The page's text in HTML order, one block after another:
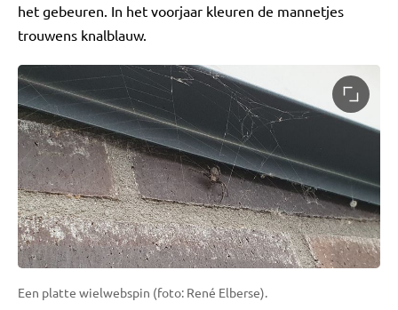
het gebeuren. In het voorjaar kleuren de mannetjes
trouwens knalblauw.
Een platte wielwebspin (foto: René Elberse).